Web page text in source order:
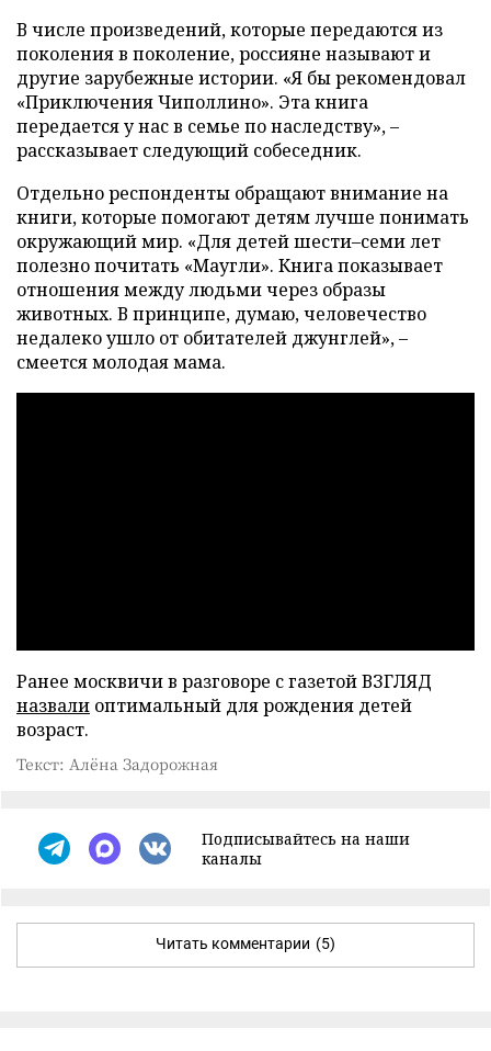
В числе произведений, которые передаются из
поколения в поколение, россияне называют и
другие зарубежные истории. «Я бы рекомендовал
«Приключения Чиполлино». Эта книга
передается у нас в семье по наследству», –
рассказывает следующий собеседник.
Отдельно респонденты обращают внимание на
книги, которые помогают детям лучше понимать
окружающий мир. «Для детей шести–семи лет
полезно почитать «Маугли». Книга показывает
отношения между людьми через образы
животных. В принципе, думаю, человечество
недалеко ушло от обитателей джунглей», –
смеется молодая мама.
Ранее москвичи в разговоре с газетой ВЗГЛЯД
назвали оптимальный для рождения детей
возраст.
Текст: Алёна Задорожная
Подписывайтесь на наши
каналы
Читать комментарии (5)